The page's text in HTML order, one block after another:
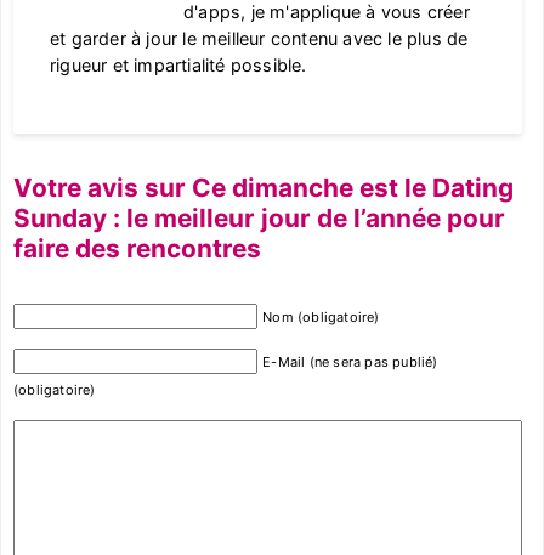
d'apps, je m'applique à vous créer
et garder à jour le meilleur contenu avec le plus de
rigueur et impartialité possible.
Votre avis sur Ce dimanche est le Dating
Sunday : le meilleur jour de l’année pour
faire des rencontres
Nom (obligatoire)
E-Mail (ne sera pas publié)
(obligatoire)